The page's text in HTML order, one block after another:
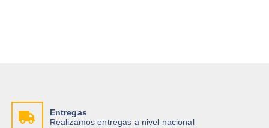
Entregas
Realizamos entregas a nivel nacional